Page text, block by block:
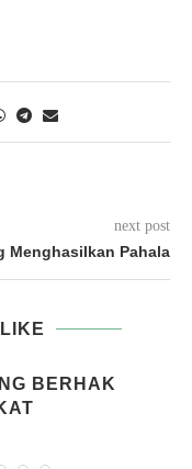
next post
Menghasilkan Pahala
BERHAK